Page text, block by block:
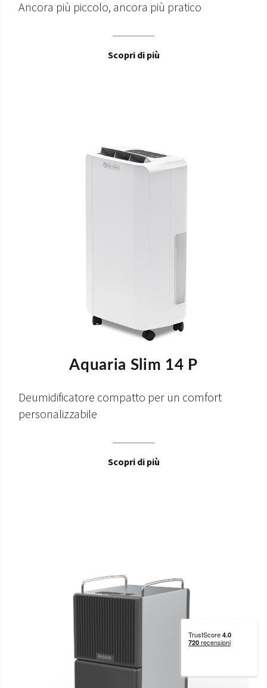
Ancora più piccolo, ancora più pratico
Scopri di più
Aquaria Slim 14 P
Deumidificatore compatto per un comfort
personalizzabile
Scopri di più